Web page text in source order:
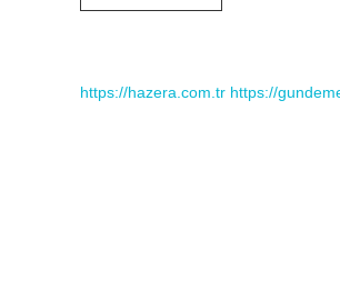
Körüğü
Mı
https://hazera.com.tr https://